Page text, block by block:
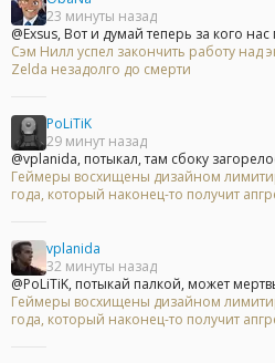
23 минуты назад
@Exsus, Вот и думай теперь за кого
Сэм Нилл успел закончить работу над
Zelda незадолго до смерти
PoLiTiK
29 минут назад
@vplanida, потыкал, там сбоку
Геймеры восхищены дизайном
года, который наконец-то получит
vplanida
32 минуты назад
@PoLiTiK, потыкай палкой, может
Геймеры восхищены дизайном
года, который наконец-то получит